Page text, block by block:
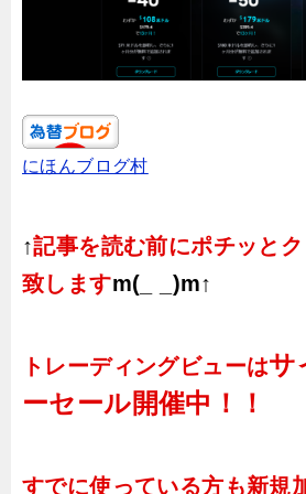
にほんブログ村
↑記事を読む前にポチッと
致しますm(_ _)m↑
トレーディングビューはサ
ーセール開催中！！
すでに使っている方も新規